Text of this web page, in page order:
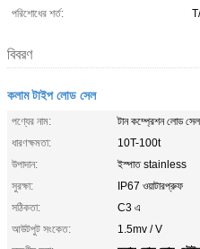
পরিশোধের শর্ত:
বিবরণ
কলাম টাইপ লোড সেল
পণ্যের নাম:
টান কম্প্রেশন লোড সেল
ধারণক্ষমতা:
10T-100t
উপাদান:
ইস্পাত stainless
সুরক্ষা:
IP67 ওয়াটারপ্রুফ
সঠিকতা:
C3 এ
আউটপুট সংকেত:
1.5mv / V